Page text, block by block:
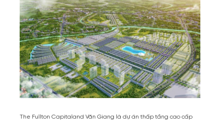
The Fullton Capitaland Văn Giang là dự án thấp tầng cao cấp